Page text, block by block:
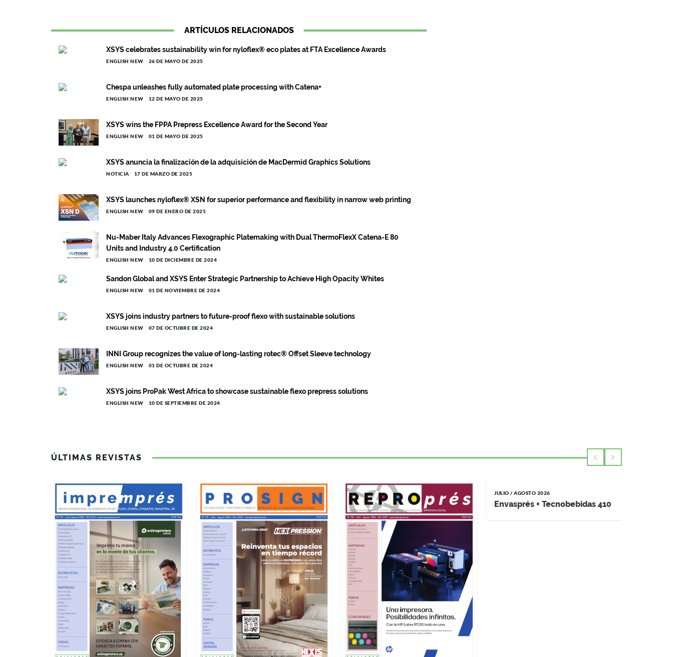
ARTÍCULOS RELACIONADOS
XSYS celebrates sustainability win for nyloflex® eco plates at FTA Excellence Awards
ENGLISH NEW 26 DE MAYO DE 2025
Chespa unleashes fully automated plate processing with Catena+
ENGLISH NEW 12 DE MAYO DE 2025
XSYS wins the FPPA Prepress Excellence Award for the Second Year
ENGLISH NEW 01 DE MAYO DE 2025
XSYS anuncia la finalización de la adquisición de MacDermid Graphics Solutions
NOTICIA 17 DE MARZO DE 2025
XSYS launches nyloflex® XSN for superior performance and flexibility in narrow web printing
ENGLISH NEW 09 DE ENERO DE 2025
Nu-Maber Italy Advances Flexographic Platemaking with Dual ThermoFlexX Catena-E 80
Units and Industry 4.0 Certification
ENGLISH NEW 10 DE DICIEMBRE DE 2024
Sandon Global and XSYS Enter Strategic Partnership to Achieve High Opacity Whites
ENGLISH NEW 01 DE NOVIEMBRE DE 2024
XSYS joins industry partners to future-proof flexo with sustainable solutions
ENGLISH NEW 07 DE OCTUBRE DE 2024
INNI Group recognizes the value of long-lasting rotec® Offset Sleeve technology
ENGLISH NEW 01 DE OCTUBRE DE 2024
XSYS joins ProPak West Africa to showcase sustainable flexo prepress solutions
ENGLISH NEW 10 DE SEPTIEMBRE DE 2024
ÚLTIMAS REVISTAS
JULIO / AGOSTO 2026
Envasprés + Tecnobebidas 410